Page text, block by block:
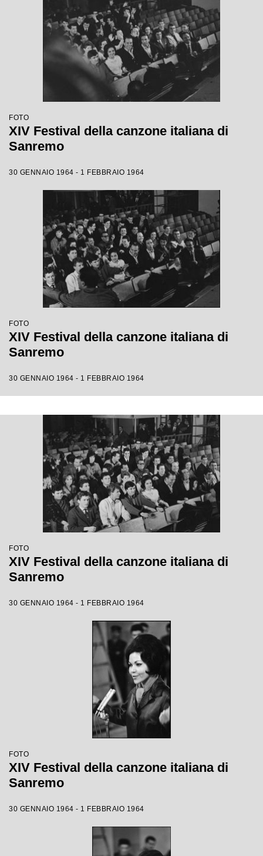
FOTO
XIV Festival della canzone italiana di
Sanremo
30 GENNAIO 1964 - 1 FEBBRAIO 1964
FOTO
XIV Festival della canzone italiana di
Sanremo
30 GENNAIO 1964 - 1 FEBBRAIO 1964
FOTO
XIV Festival della canzone italiana di
Sanremo
30 GENNAIO 1964 - 1 FEBBRAIO 1964
FOTO
XIV Festival della canzone italiana di
Sanremo
30 GENNAIO 1964 - 1 FEBBRAIO 1964